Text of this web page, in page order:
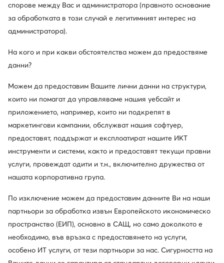
Актуална цена
113,99€
Редовна цена
Най-ниска цена119,99 €
Актуална цена
99,99€
129,99 €
Mizuno
Wave Mirage 5 X1GA2350 · Обувки за зала
Актуална цена
103,99€
Редовна цена 160,03 € -35%
113,99 €
Mizuno
Сникърси · Цветен
Актуална цена
121,99€
Редовна цена159,99 €-23%
Най-ниска цена
127,99 €
спорове между Вас и администратора (правното основание
за обработката в този случай е легитимният интерес на
администратора).
На кого и при какви обстоятелства можем да предоствяме
данни?
Можем да предоставим Вашите лични данни на структури,
които ни помагат да управляваме нашия уебсайт и
приложението, например, които ни подкрепят в
маркетингови кампании, обслужват нашия софтуер,
предоставят, поддържат и експлоатират нашите ИКТ
инструменти и системи, както и предоставят текущи правни
услуги, провеждат одити и т.н., включително дружества от
нашата корпоративна група.
По изключение можем да предоставим данните Ви на наши
партньори за обработка извън Европейското икономическо
пространство (ЕИП), основно в САЩ, но само доколкото е
необходимо, във връзка с предоставянето на услуги,
особено ИТ услуги, от тези партньори за нас. Сигурността на